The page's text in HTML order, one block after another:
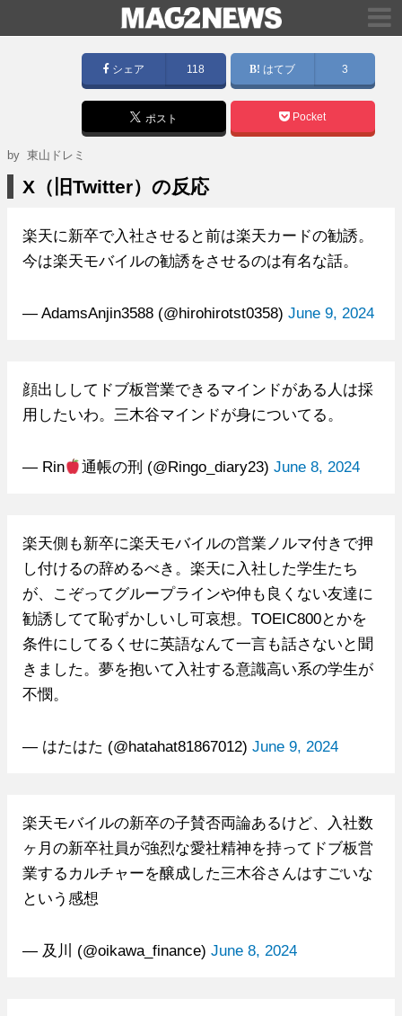
シェア 118 はてブ 3
ポスト Pocket
by 東山ドレミ
X（旧Twitter）の反応
楽天に新卒で入社させると前は楽天カードの勧誘。
今は楽天モバイルの勧誘をさせるのは有名な話。
— AdamsAnjin3588 (@hirohirotst0358) June 9, 2024
顔出ししてドブ板営業できるマインドがある人は採
用したいわ。三木谷マインドが身についてる。
— Rin 通帳の刑 (@Ringo_diary23) June 8, 2024
楽天側も新卒に楽天モバイルの営業ノルマ付きで押
し付けるの辞めるべき。楽天に入社した学生たち
が、こぞってグループラインや仲も良くない友達に
勧誘してて恥ずかしいし可哀想。TOEIC800とかを
条件にしてるくせに英語なんて一言も話さないと聞
きました。夢を抱いて入社する意識高い系の学生が
不憫。
— はたはた (@hatahat81867012) June 9, 2024
楽天モバイルの新卒の子賛否両論あるけど、入社数
ヶ月の新卒社員が強烈な愛社精神を持ってドブ板営
業するカルチャーを醸成した三木谷さんはすごいな
という感想
— 及川 (@oikawa_finance) June 8, 2024